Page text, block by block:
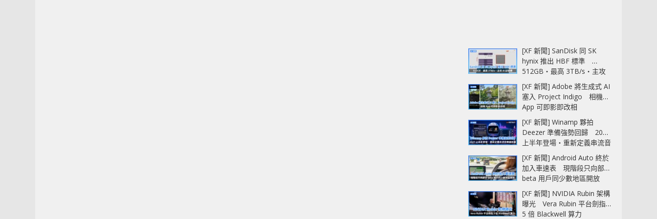
[XF 新聞] SanDisk 同 SK
hynix 推出 HBF 標準
512GB‧最高 3TB/s‧主攻
AI 記憶體
[XF 新聞] Adobe 將生成式 AI
塞入 Project Indigo 相機
App 可即影即改相
[XF 新聞] Winamp 夥拍
Deezer 準備強勢回歸 2027
上半年登場‧重新定義串流音
樂播放器
[XF 新聞] Android Auto 終於
加入車速表 現階段只向部分
beta 用戶同少數地區開放
[XF 新聞] NVIDIA Rubin 架構
曝光 Vera Rubin 平台劍指
5 倍 Blackwell 算力